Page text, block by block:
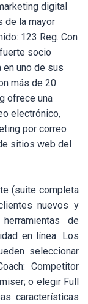
digital
de la mayor
123 Reg. Con
socio
en uno de sus
más de 20
ofrece una
electrónico,
por correo
sitios web del
(suite completa
nuevos y
de
en línea. Los
seleccionar
Competitor
o elegir Full
características